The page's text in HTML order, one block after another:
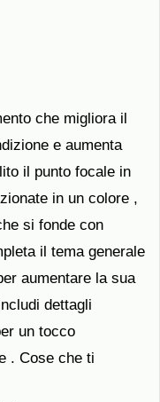
che migliora il
e aumenta
il punto focale in
in un colore ,
si fonde con
il tema generale
aumentare la sua
dettagli
un tocco
. Cose che ti